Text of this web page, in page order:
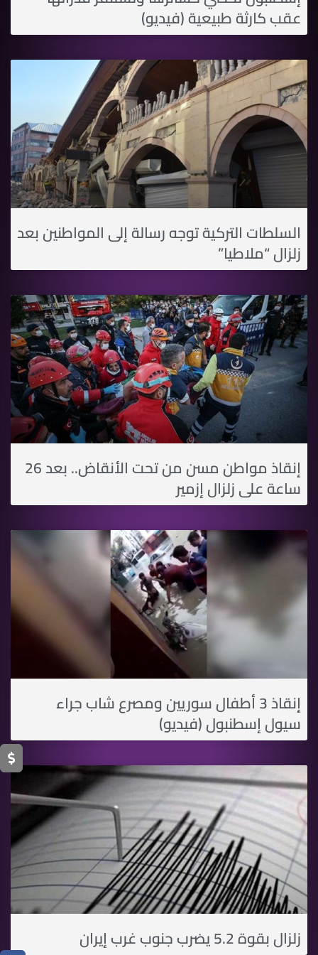
عقب كارثة طبيعية (فيديو)
السلطات التركية توجه رسالة إلى المواطنين بعد
زلزال “ملاطيا”
إنقاذ مواطن مسن من تحت الأنقاض.. بعد 26
ساعة على زلزال إزمير
إنقاذ 3 أطفال سوريين ومصرع شاب جراء
سيول إسطنبول (فيديو)
زلزال بقوة 5.2 يضرب جنوب غرب إيران